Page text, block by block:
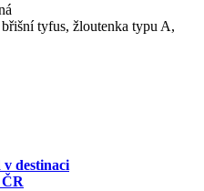
tyfus, žloutenka typu A,
destinaci